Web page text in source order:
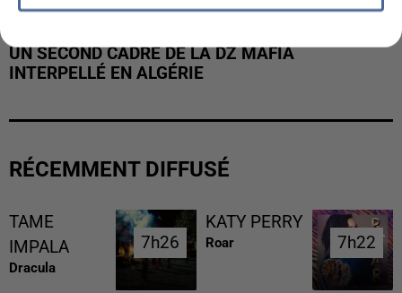
UN SECOND CADRE DE LA DZ MAFIA
INTERPELLÉ EN ALGÉRIE
RÉCEMMENT DIFFUSÉ
TAME
IMPALA
Dracula
7h26
7h26
KATY PERRY
Roar 7h22
7h22